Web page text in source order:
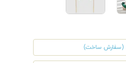
(سفارش ساخت)